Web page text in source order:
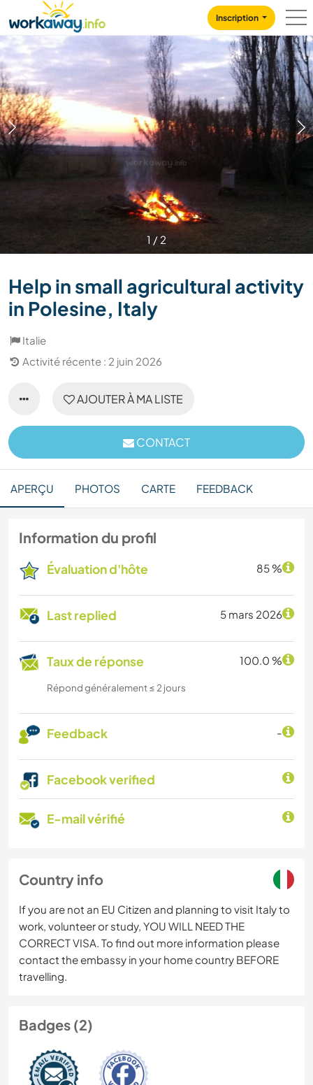
CONTENT
MAIN NAVIGATION
Inscription
1 / 2
Help in small agricultural activity
in Polesine, Italy
Italie
Activité récente : 2 juin 2026
AJOUTER À MA LISTE
CONTACT
APERÇU PHOTOS CARTE FEEDBACK
Information du profil
Évaluation d'hôte 85 %
Last replied 5 mars 2026
Taux de réponse 100.0 %
Répond généralement ≤ 2 jours
Feedback -
Facebook verified
E-mail vérifié
Country info
If you are not an EU Citizen and planning to visit Italy to
work, volunteer or study, YOU WILL NEED THE
CORRECT VISA. To find out more information please
contact the embassy in your home country BEFORE
travelling.
Badges (2)